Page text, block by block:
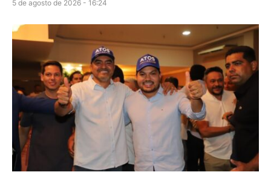
5 de agosto de 2026 - 16:24